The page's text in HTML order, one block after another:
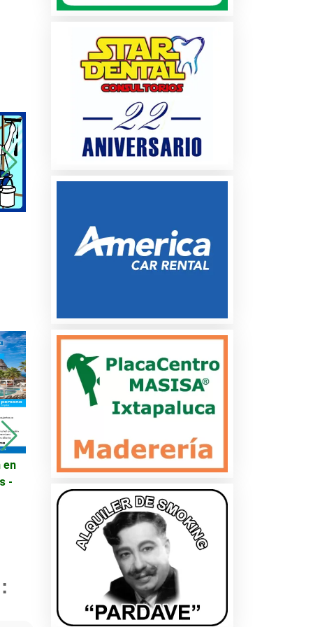
en
-
TENEMOS EL REGALO
PARA MAMÁ
Viajes - Promoción en
Egipto